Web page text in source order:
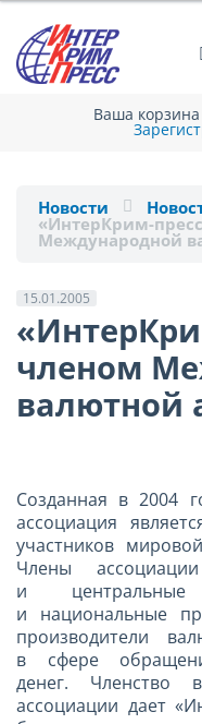
Ваша корзина
Новости
«ИнтерКрим-
Международной
15.01.2005
членом
валютной
Созданная в 2004
ассоциация
участников
Члены
и
и национальные
производители
в сфере
денег. Членство
ассоциации дает